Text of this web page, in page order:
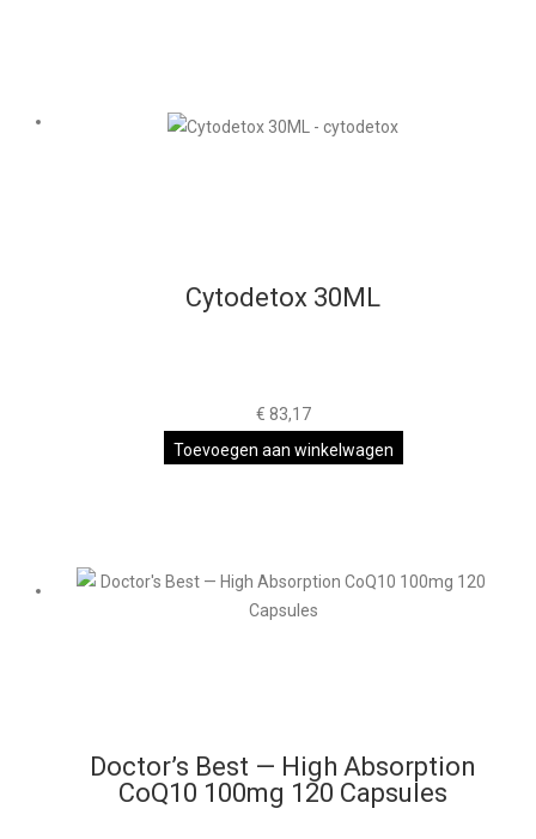
Cytodetox 30ML
€ 83,17
Toevoegen aan winkelwagen
Doctor’s Best — High Absorption
CoQ10 100mg 120 Capsules